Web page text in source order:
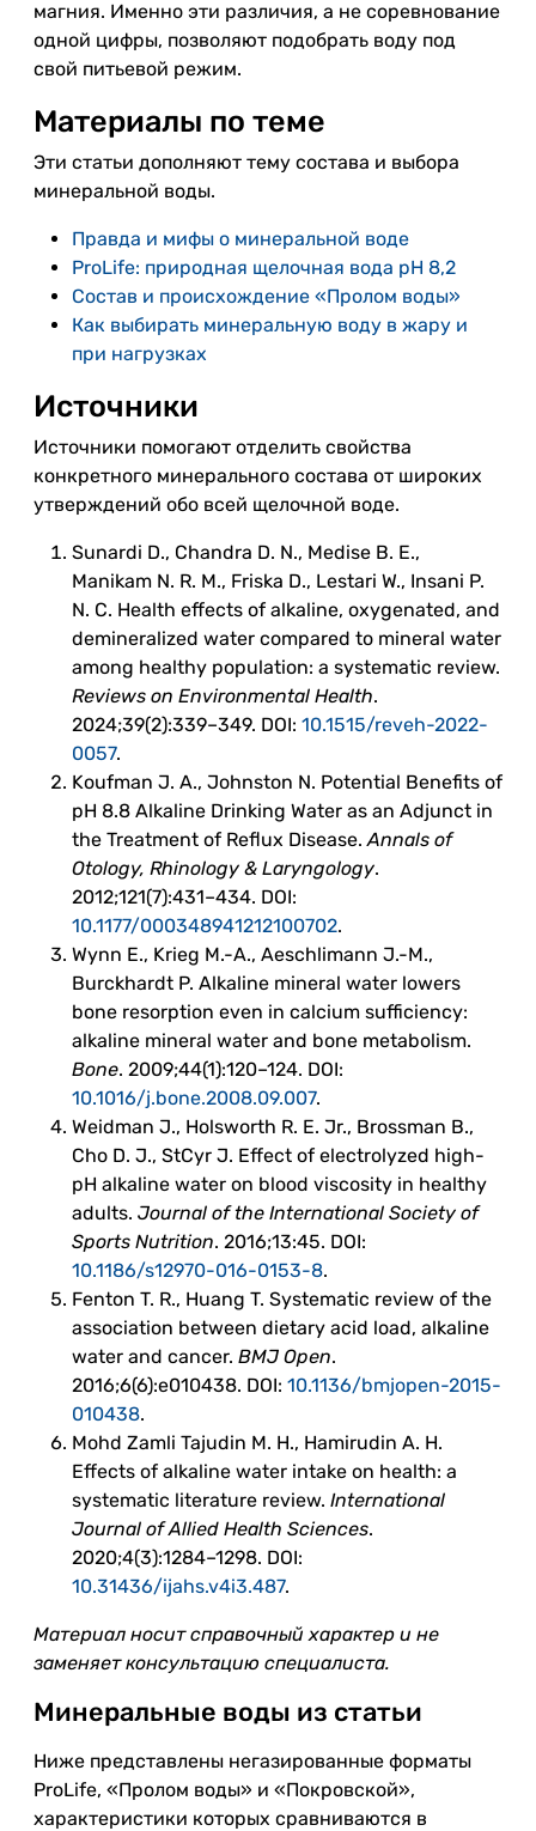
магния. Именно эти различия, а не соревнование
одной цифры, позволяют подобрать воду под
свой питьевой режим.
Материалы по теме
Эти статьи дополняют тему состава и выбора
минеральной воды.
Правда и мифы о минеральной воде
ProLife: природная щелочная вода pH 8,2
Состав и происхождение «Пролом воды»
Как выбирать минеральную воду в жару и
при нагрузках
Источники
Источники помогают отделить свойства
конкретного минерального состава от широких
утверждений обо всей щелочной воде.
Sunardi D., Chandra D. N., Medise B. E.,
Manikam N. R. M., Friska D., Lestari W., Insani P.
N. C. Health effects of alkaline, oxygenated, and
demineralized water compared to mineral water
among healthy population: a systematic review.
Reviews on Environmental Health.
2024;39(2):339–349. DOI: 10.1515/reveh-2022-
0057.
Koufman J. A., Johnston N. Potential Benefits of
pH 8.8 Alkaline Drinking Water as an Adjunct in
the Treatment of Reflux Disease. Annals of
Otology, Rhinology & Laryngology.
2012;121(7):431–434. DOI:
10.1177/000348941212100702.
Wynn E., Krieg M.-A., Aeschlimann J.-M.,
Burckhardt P. Alkaline mineral water lowers
bone resorption even in calcium sufficiency:
alkaline mineral water and bone metabolism.
Bone. 2009;44(1):120–124. DOI:
10.1016/j.bone.2008.09.007.
Weidman J., Holsworth R. E. Jr., Brossman B.,
Cho D. J., StCyr J. Effect of electrolyzed high-
pH alkaline water on blood viscosity in healthy
adults. Journal of the International Society of
Sports Nutrition. 2016;13:45. DOI:
10.1186/s12970-016-0153-8.
Fenton T. R., Huang T. Systematic review of the
association between dietary acid load, alkaline
water and cancer. BMJ Open.
2016;6(6):e010438. DOI: 10.1136/bmjopen-2015-
010438.
Mohd Zamli Tajudin M. H., Hamirudin A. H.
Effects of alkaline water intake on health: a
systematic literature review. International
Journal of Allied Health Sciences.
2020;4(3):1284–1298. DOI:
10.31436/ijahs.v4i3.487.
Материал носит справочный характер и не
заменяет консультацию специалиста.
Минеральные воды из статьи
Ниже представлены негазированные форматы
ProLife, «Пролом воды» и «Покровской»,
характеристики которых сравниваются в